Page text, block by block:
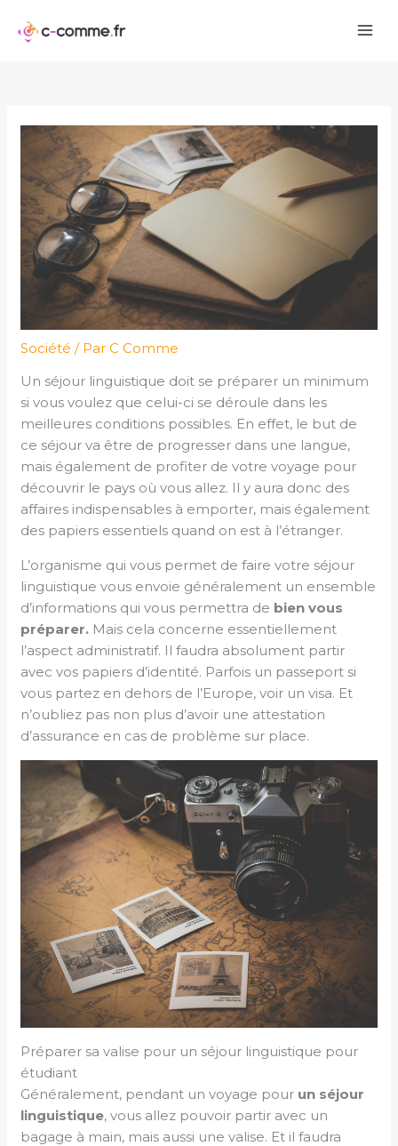
Société / ParC Comme
Un séjour linguistique doit se préparer un minimum
si vous voulez que celui-ci se déroule dans les
meilleures conditions possibles. En effet, le but de
ce séjour va être de progresser dans une langue,
mais également de profiter de votre voyage pour
découvrir le pays où vous allez. Il y aura donc des
affaires indispensables à emporter, mais également
des papiers essentiels quand on est à l’étranger.
L’organisme qui vous permet de faire votre séjour
linguistique vous envoie généralement un ensemble
d’informations qui vous permettra de bien vous
préparer. Mais cela concerne essentiellement
l’aspect administratif. Il faudra absolument partir
avec vos papiers d’identité. Parfois un passeport si
vous partez en dehors de l’Europe, voir un visa. Et
n’oubliez pas non plus d’avoir une attestation
d’assurance en cas de problème sur place.
Préparer sa valise pour un séjour linguistique pour
étudiant
Généralement, pendant un voyage pour un séjour
linguistique, vous allez pouvoir partir avec un
bagage à main, mais aussi une valise. Et il faudra